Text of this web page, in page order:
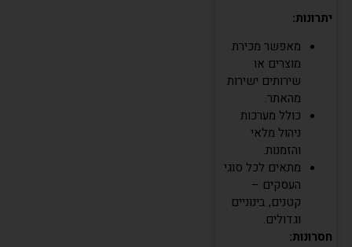
יתרונות:
מאפשר מכירת
מוצרים או
שירותים ישירות
מהאתר.
כולל מערכות
ניהול מלאי
והזמנות.
מתאים לכל סוגי
העסקים –
קטנים, בינוניים
וגדולים.
חסרונות: